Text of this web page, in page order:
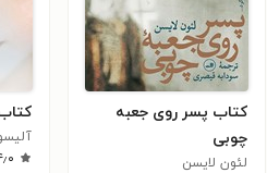
کتاب پسر روی جعبه
چوبی
لئون لایسن